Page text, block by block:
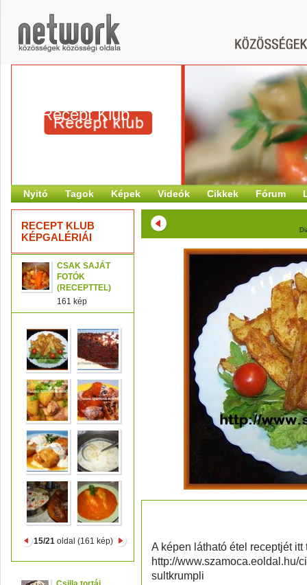
Recept Klub
Nyitó Tagok Képek Videók Cikkek Fórum
RECEPT KLUB
KÉPGALÉRIÁI
CSAK SAJÁT
FOTÓK
(RECEPTTEL)
161 kép
15/21 oldal (161 kép)
A képen látható étel receptjét itt
http://www.szamoca.eoldal.hu/
sultkrumpli